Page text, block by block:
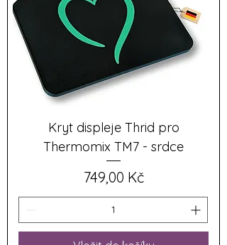
Kryt displeje Thrid pro
Thermomix TM7 - srdce
Cena
749,00 Kč